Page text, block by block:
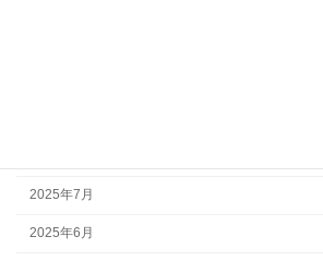
2025年7月
2025年6月